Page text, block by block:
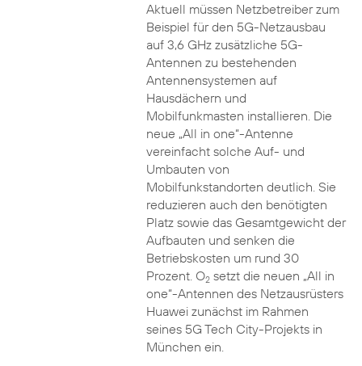
Aktuell müssen Netzbetreiber zum
Beispiel für den 5G-Netzausbau
auf 3,6 GHz zusätzliche 5G-
Antennen zu bestehenden
Antennensystemen auf
Hausdächern und
Mobilfunkmasten installieren. Die
neue „All in one“-Antenne
vereinfacht solche Auf- und
Umbauten von
Mobilfunkstandorten deutlich. Sie
reduzieren auch den benötigten
Platz sowie das Gesamtgewicht der
Aufbauten und senken die
Betriebskosten um rund 30
Prozent. O2setzt die neuen „All in
one“-Antennen des Netzausrüsters
Huawei zunächst im Rahmen
seines 5G Tech City-Projekts in
München ein.